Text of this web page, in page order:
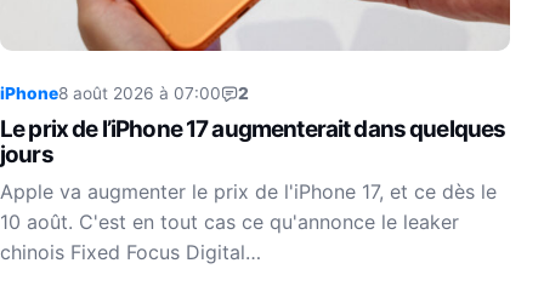
iPhone8 août 2026 à 07:00 2
Le prix de l’iPhone 17 augmenterait dans quelques
jours
Apple va augmenter le prix de l'iPhone 17, et ce dès le
10 août. C'est en tout cas ce qu'annonce le leaker
chinois Fixed Focus Digital…